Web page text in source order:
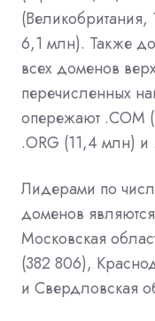
6,1 млн). Также
всех доменов
перечисленных
опережают .COM
.ORG (11,4 млн) и
Лидерами по
доменов
Московская
(382 806),
и Свердловская